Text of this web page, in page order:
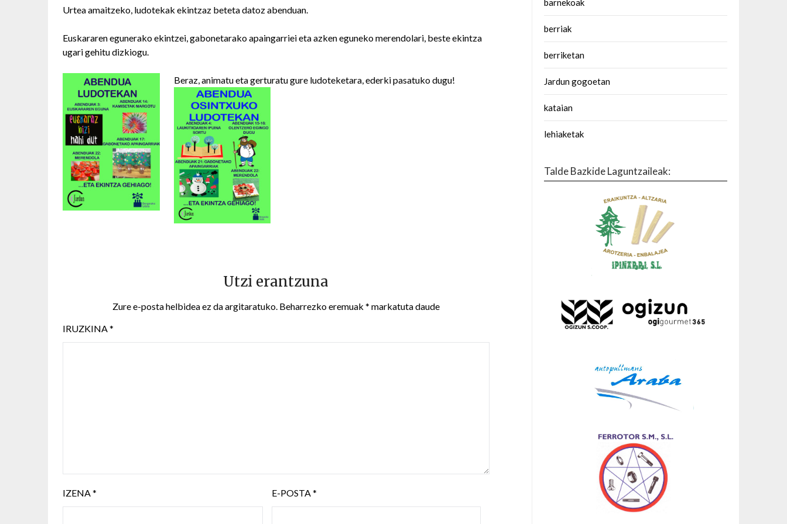
Urtea amaitzeko, ludotekak ekintzaz beteta datoz abenduan.
Euskararen egunerako ekintzei, gabonetarako apaingarriei eta azken eguneko merendolari, beste ekintza
ugari gehitu dizkiogu.
Beraz, animatu eta gerturatu gure ludoteketara, ederki pasatuko dugu!
Utzi erantzuna
Zure e-posta helbidea ez da argitaratuko. Beharrezko eremuak * markatuta daude
IRUZKINA*
IZENA* E-POSTA*
barnekoak
berriak
berriketan
Jardun gogoetan
kataian
lehiaketak
Talde Bazkide Laguntzaileak: